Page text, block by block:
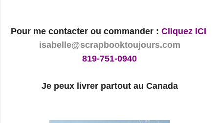
Pour me contacter ou commander : Cliquez ICI
isabelle@scrapbooktoujours.com
819-751-0940
Je peux livrer partout au Canada